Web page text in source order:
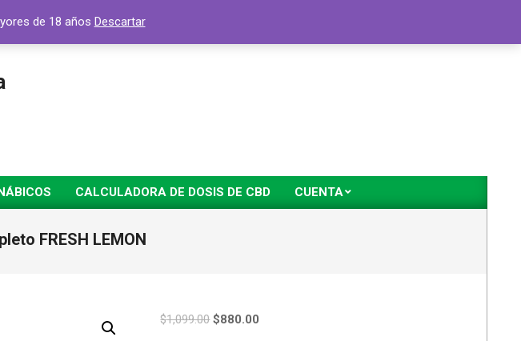
CALCULADORA DE DOSIS DE CBD CUENTA
FRESH LEMON
$1,099.00 $880.00
de 18 años Descartar